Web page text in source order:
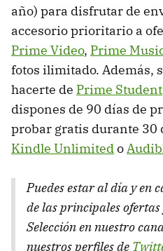
año) para disfrutar de
accesorio prioritario a
Prime Video, Prime
fotos ilimitado. Además,
hacerte de Prime Student
dispones de 90 días de
probar gratis durante 30
Kindle Unlimitedo
Puedes estar al día y en
de las principales
Selección en nuestro
nuestros perfiles de